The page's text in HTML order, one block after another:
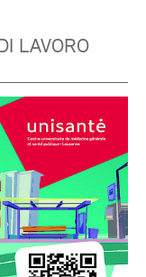
LAVORO